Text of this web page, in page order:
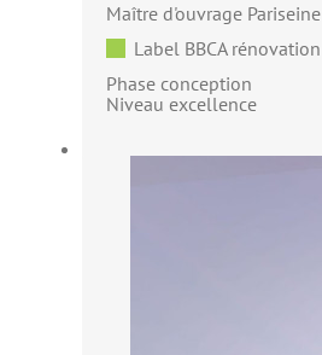
Maître d'ouvrage Pariseine
Label BBCA rénovation
Phase conception
Niveau excellence